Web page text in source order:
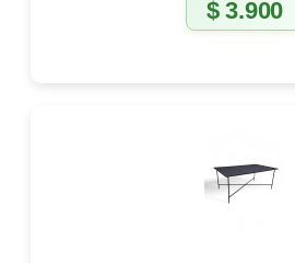
$3.900